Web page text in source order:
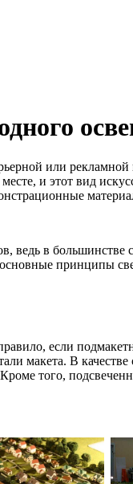
или
и этот вид
ведь в
принципы
если
макета. В
того,